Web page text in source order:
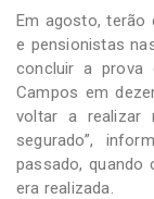
Em agosto, terão
e pensionistas
concluir a prova
Campos em
voltar a realizar
segurado”,
passado, quando
era realizada.